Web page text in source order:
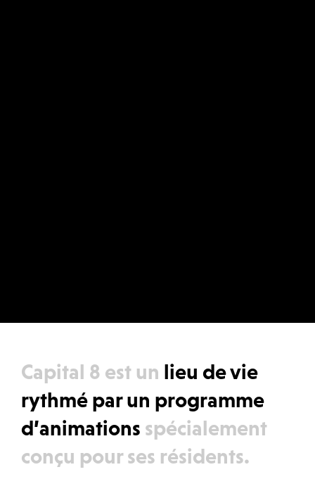
Capital 8 est un lieu de vie
rythmé par un programme
d’animations spécialement
conçu pour ses résidents.